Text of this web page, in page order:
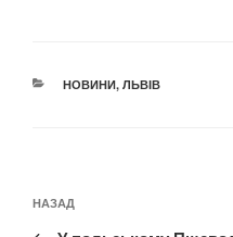
КАТЕГОРІЇ
НОВИНИ, ЛЬВІВ
записів
Попередній
запис:
НАЗАД